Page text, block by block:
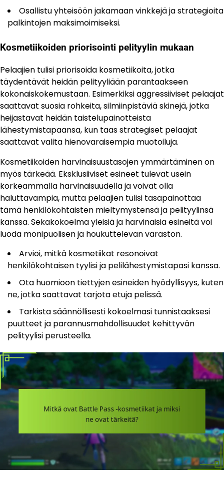
Osallistu yhteisöön jakamaan vinkkejä ja strategioita
palkintojen maksimoimiseksi.
Kosmetiikoiden priorisointi pelityylin mukaan
Pelaajien tulisi priorisoida kosmetiikoita, jotka
täydentävät heidän pelityyliään parantaakseen
kokonaiskokemustaan. Esimerkiksi aggressiiviset pelaajat
saattavat suosia rohkeita, silmiinpistäviä skinejä, jotka
heijastavat heidän taistelupainotteista
lähestymistapaansa, kun taas strategiset pelaajat
saattavat valita hienovaraisempia muotoiluja.
Kosmetiikoiden harvinaisuustasojen ymmärtäminen on
myös tärkeää. Eksklusiiviset esineet tulevat usein
korkeammalla harvinaisuudella ja voivat olla
haluttavampia, mutta pelaajien tulisi tasapainottaa
tämä henkilökohtaisten mieltymystensä ja pelityylinsä
kanssa. Sekakokoelma yleisiä ja harvinaisia esineitä voi
luoda monipuolisen ja houkuttelevan varaston.
Arvioi, mitkä kosmetiikat resonoivat
henkilökohtaisen tyylisi ja pelilähestymistapasi kanssa.
Ota huomioon tiettyjen esineiden hyödyllisyys, kuten
ne, jotka saattavat tarjota etuja pelissä.
Tarkista säännöllisesti kokoelmasi tunnistaaksesi
puutteet ja parannusmahdollisuudet kehittyvän
pelityylisi perusteella.